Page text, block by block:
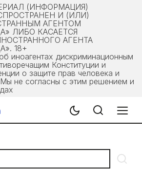
(ИНФОРМАЦИЯ)
И (ИЛИ)
АГЕНТОМ
ЛИБО КАСАЕТСЯ
АГЕНТА
18+
иноагентах дискриминационным
Конституции и
о защите прав человека и
не согласны с этим решением и